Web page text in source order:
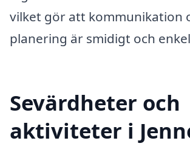
vilket gör att kommunikation
planering är smidigt och
Sevärdheter och
aktiviteter i